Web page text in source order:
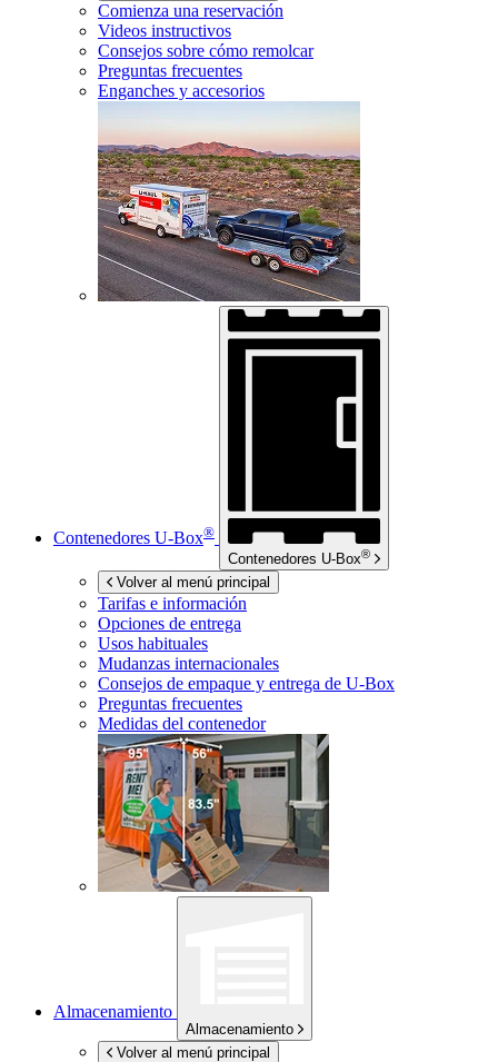
Comienza una reservación
Videos instructivos
Consejos sobre cómo remolcar
Preguntas frecuentes
Enganches y accesorios
Contenedores U-Box®
Contenedores U-Box®
Volver al menú principal
Tarifas e información
Opciones de entrega
Usos habituales
Mudanzas internacionales
Consejos de empaque y entrega de U-Box
Preguntas frecuentes
Medidas del contenedor
Almacenamiento
Almacenamiento
Volver al menú principal